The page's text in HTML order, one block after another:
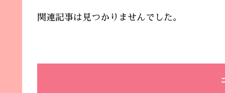
関連記事は見つかりませんでした。